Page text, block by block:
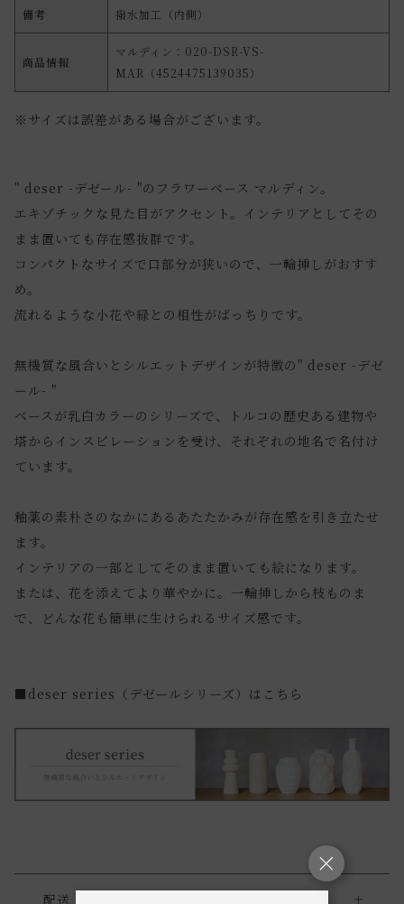
備考 撥水加工（内側）
商品情報
マルディン：020-DSR-VS-
MAR（4524475139035）
※サイズは誤差がある場合がございます。
" deser -デゼール- "のフラワーベース マルディン。
エキゾチックな見た目がアクセント。インテリアとしてその
まま置いても存在感抜群です。
コンパクトなサイズで口部分が狭いので、一輪挿しがおすす
め。
流れるような小花や緑との相性がばっちりです。
無機質な風合いとシルエットデザインが特徴の" deser -デゼ
ール- "
ベースが乳白カラーのシリーズで、トルコの歴史ある建物や
塔からインスピレーションを受け、それぞれの地名で名付け
ています。
釉薬の素朴さのなかにあるあたたかみが存在感を引き立たせ
ます。
インテリアの一部としてそのまま置いても絵になります。
または、花を添えてより華やかに。一輪挿しから枝ものま
で、どんな花も簡単に生けられるサイズ感です。
■deser series（デゼールシリーズ）はこちら
配送・返品